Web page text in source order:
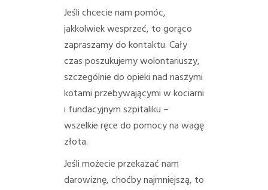
Jeśli chcecie nam pomóc,
jakkolwiek wesprzeć, to gorąco
zapraszamy do kontaktu.Cały
czas poszukujemy wolontariuszy,
szczególnie do opieki nad naszymi
kotami przebywającymi w kociarni
i fundacyjnym szpitaliku –
wszelkie ręce do pomocy na wagę
złota.
Jeśli możecie przekazać nam
darowiznę, choćby najmniejszą, to